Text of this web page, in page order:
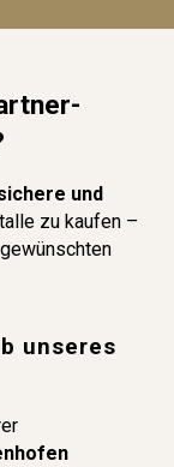
und
zu kaufen –
unseres